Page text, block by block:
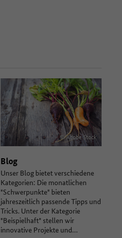
© Adobe Stock
Blog
Unser Blog bietet verschiedene
Kategorien: Die monatlichen
"Schwerpunkte" bieten
jahreszeitlich passende Tipps und
Tricks. Unter der Kategorie
"Beispielhaft" stellen wir
innovative Projekte und…